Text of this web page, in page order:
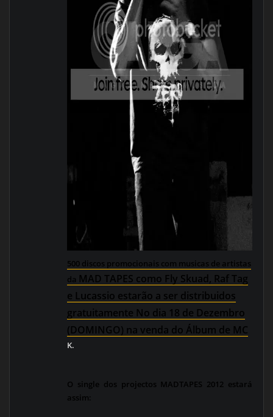
500 discos promocionais com musicas de artistas
da MAD TAPES como Fly Skuad, Raf Tag
e Lucassio estarão a ser distribuidos
gratuitamente No dia 18 de Dezembro
(DOMINGO) na venda do Álbum de MC
K.
O single dos projectos MADTAPES 2012 estará
assim: